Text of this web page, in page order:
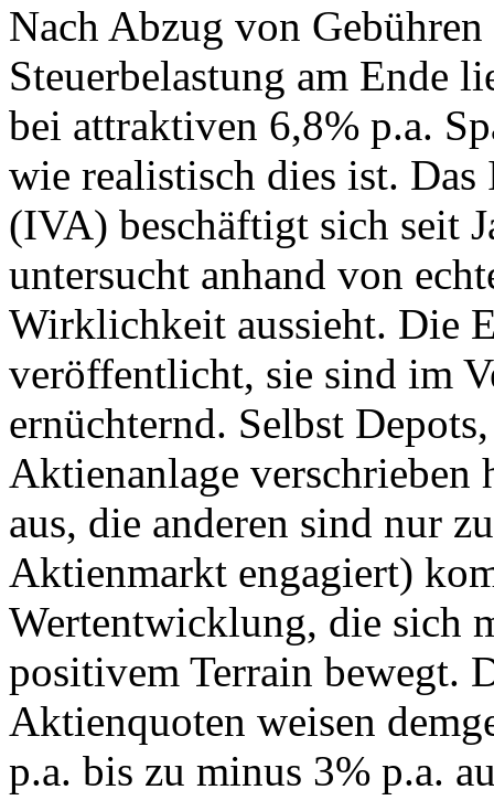
Nach Abzug von
Steuerbelastung am Ende
bei attraktiven 6,8% p.a.
wie realistisch dies ist.
(IVA) beschäftigt sich seit
untersucht anhand von
Wirklichkeit aussieht. Die
veröffentlicht, sie sind im
ernüchternd. Selbst
Aktienanlage verschrieben
aus, die anderen sind nur
Aktienmarkt engagiert)
Wertentwicklung, die sich
positivem Terrain bewegt.
Aktienquoten weisen
p.a. bis zu minus 3% p.a.